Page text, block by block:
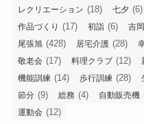
レクリエーション (18) 七夕 (6)
作品づくり (17) 初詣 (6) 吉
尾張旭 (428) 居宅介護 (28)
敬老会 (17) 料理クラブ (12)
機能訓練 (14) 歩行訓練 (28)
節分 (9) 総務 (4) 自動販売機
運動会 (12)